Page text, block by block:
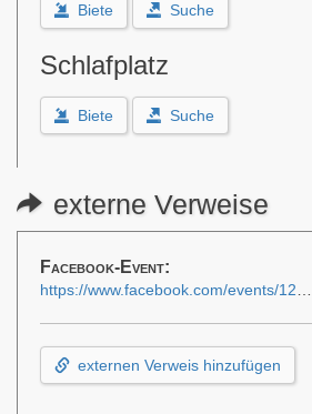
Biete Suche
Schlafplatz
Biete Suche
externe Verweise
Facebook-Event:
https://www.facebook.com/events/1260424848932082/
externen Verweis hinzufügen